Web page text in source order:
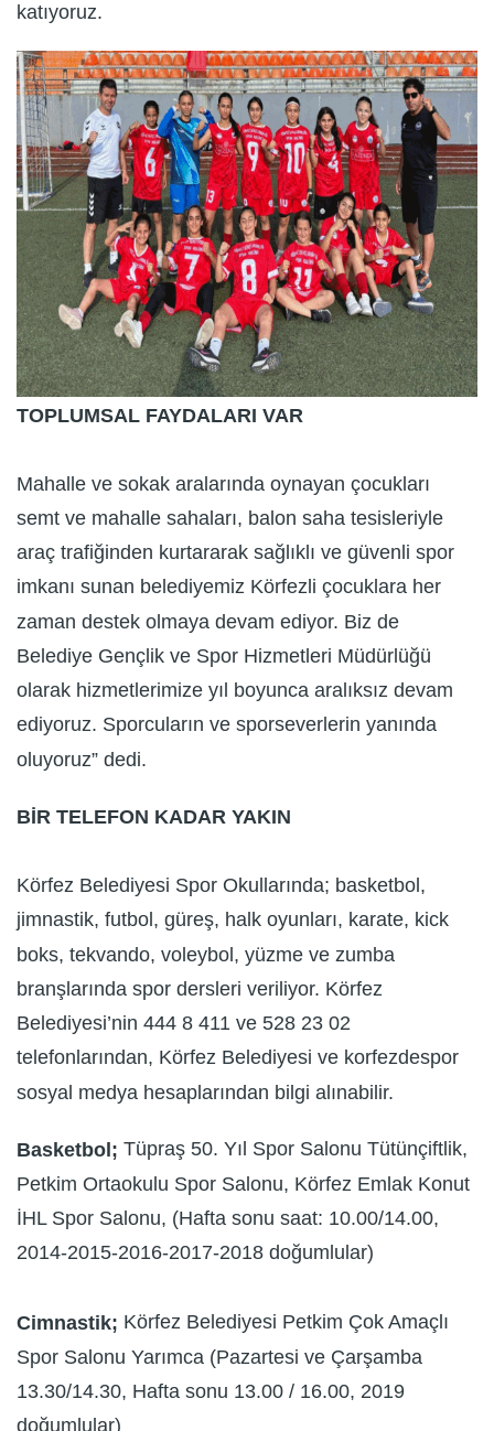
katıyoruz.
TOPLUMSAL FAYDALARI VAR
Mahalle ve sokak aralarında oynayan çocukları
semt ve mahalle sahaları, balon saha tesisleriyle
araç trafiğinden kurtararak sağlıklı ve güvenli spor
imkanı sunan belediyemiz Körfezli çocuklara her
zaman destek olmaya devam ediyor. Biz de
Belediye Gençlik ve Spor Hizmetleri Müdürlüğü
olarak hizmetlerimize yıl boyunca aralıksız devam
ediyoruz. Sporcuların ve sporseverlerin yanında
oluyoruz” dedi.
BİR TELEFON KADAR YAKIN
Körfez Belediyesi Spor Okullarında; basketbol,
jimnastik, futbol, güreş, halk oyunları, karate, kick
boks, tekvando, voleybol, yüzme ve zumba
branşlarında spor dersleri veriliyor. Körfez
Belediyesi’nin 444 8 411 ve 528 23 02
telefonlarından, Körfez Belediyesi ve korfezdespor
sosyal medya hesaplarından bilgi alınabilir.
Basketbol; Tüpraş 50. Yıl Spor Salonu Tütünçiftlik,
Petkim Ortaokulu Spor Salonu, Körfez Emlak Konut
İHL Spor Salonu, (Hafta sonu saat: 10.00/14.00,
2014-2015-2016-2017-2018 doğumlular)
Cimnastik; Körfez Belediyesi Petkim Çok Amaçlı
Spor Salonu Yarımca (Pazartesi ve Çarşamba
13.30/14.30, Hafta sonu 13.00 / 16.00, 2019
doğumlular)